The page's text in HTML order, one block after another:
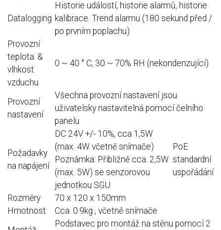
Datalogging
Historie událostí, historie alarmů, historie
kalibrace. Trend alarmu (180 sekund před /
po prvním poplachu)
Provozní
teplota. &
vlhkost
vzduchu
0 ~ 40 ° C, 30 ~ 70% RH (nekondenzující)
Provozní
nastavení
Všechna provozní nastavení jsou
uživatelsky nastavitelná pomocí čelního
panelu
Požadavky
na napájení
DC 24V +/- 10%, cca 1,5W
(max. 4W včetně snímače)
Poznámka: Přibližně cca. 2,5W
(max. 5W) se senzorovou
jednotkou SGU
PoE
standardní
uspořádání
Rozměry
70 x 120 x 150mm
Hmotnost
Cca. 0.9kg , včetně snímače
Podstavec pro montáž na stěnu pomocí 2